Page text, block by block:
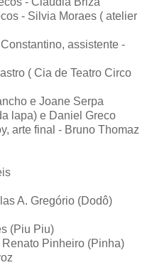
- Silvia Moraes ( atelier
assistente -
( Cia de Teatro Circo
e Joane Serpa
lapa) e Daniel Greco
arte final - Bruno Thomaz
A. Gregório (Dodô)
(Piu Piu)
Pinheiro (Pinha)